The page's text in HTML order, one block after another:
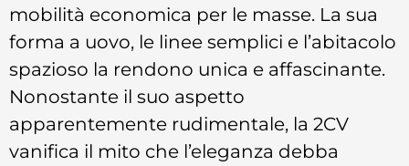
mobilità economica per le masse. La sua
forma a uovo, le linee semplici e l’abitacolo
spazioso la rendono unica e affascinante.
Nonostante il suo aspetto
apparentemente rudimentale, la 2CV
vanifica il mito che l’eleganza debba